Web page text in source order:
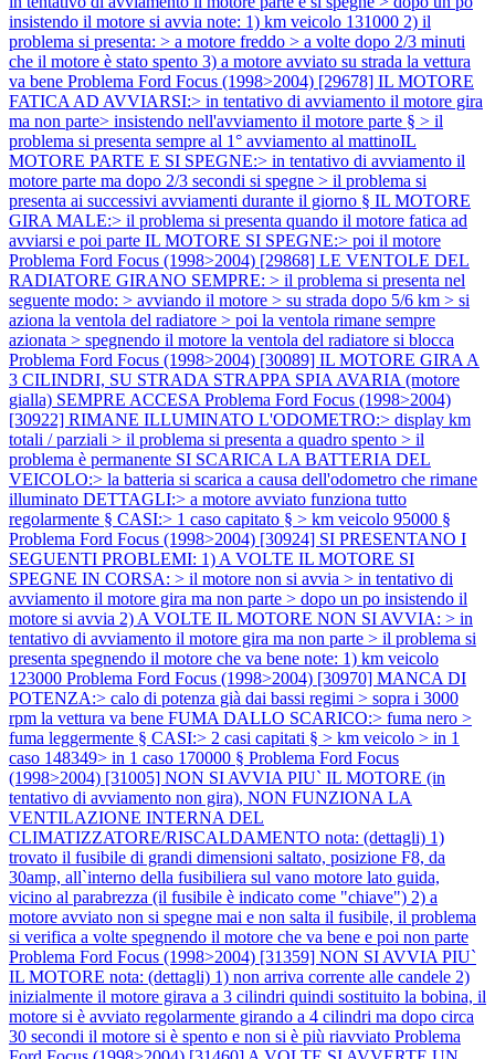
insistendo il motore si avvia note: 1) km veicolo 131000 2) il
problema si presenta: > a motore freddo > a volte dopo 2/3 minuti
che il motore è stato spento 3) a motore avviato su strada la vettura
va bene Problema Ford Focus (1998>2004) [29678] IL MOTORE
FATICA AD AVVIARSI:> in tentativo di avviamento il motore gira
ma non parte> insistendo nell'avviamento il motore parte § > il
problema si presenta sempre al 1° avviamento al mattinoIL
MOTORE PARTE E SI SPEGNE:> in tentativo di avviamento il
motore parte ma dopo 2/3 secondi si spegne > il problema si
presenta ai successivi avviamenti durante il giorno § IL MOTORE
GIRA MALE:> il problema si presenta quando il motore fatica ad
avviarsi e poi parte IL MOTORE SI SPEGNE:> poi il motore
Problema Ford Focus (1998>2004) [29868] LE VENTOLE DEL
RADIATORE GIRANO SEMPRE: > il problema si presenta nel
seguente modo: > avviando il motore > su strada dopo 5/6 km > si
aziona la ventola del radiatore > poi la ventola rimane sempre
azionata > spegnendo il motore la ventola del radiatore si blocca
Problema Ford Focus (1998>2004) [30089] IL MOTORE GIRA A
3 CILINDRI, SU STRADA STRAPPA SPIA AVARIA (motore
gialla) SEMPRE ACCESA Problema Ford Focus (1998>2004)
[30922] RIMANE ILLUMINATO L'ODOMETRO:> display km
totali / parziali > il problema si presenta a quadro spento > il
problema è permanente SI SCARICA LA BATTERIA DEL
VEICOLO:> la batteria si scarica a causa dell'odometro che rimane
illuminato DETTAGLI:> a motore avviato funziona tutto
regolarmente § CASI:> 1 caso capitato § > km veicolo 95000 §
Problema Ford Focus (1998>2004) [30924] SI PRESENTANO I
SEGUENTI PROBLEMI: 1) A VOLTE IL MOTORE SI
SPEGNE IN CORSA: > il motore non si avvia > in tentativo di
avviamento il motore gira ma non parte > dopo un po insistendo il
motore si avvia 2) A VOLTE IL MOTORE NON SI AVVIA: > in
tentativo di avviamento il motore gira ma non parte > il problema si
presenta spegnendo il motore che va bene note: 1) km veicolo
123000 Problema Ford Focus (1998>2004) [30970] MANCA DI
POTENZA:> calo di potenza già dai bassi regimi > sopra i 3000
rpm la vettura va bene FUMA DALLO SCARICO:> fuma nero >
fuma leggermente § CASI:> 2 casi capitati § > km veicolo > in 1
caso 148349> in 1 caso 170000 § Problema Ford Focus
(1998>2004) [31005] NON SI AVVIA PIU` IL MOTORE (in
tentativo di avviamento non gira), NON FUNZIONA LA
VENTILAZIONE INTERNA DEL
CLIMATIZZATORE/RISCALDAMENTO nota: (dettagli) 1)
trovato il fusibile di grandi dimensioni saltato, posizione F8, da
30amp, all`interno della fusibiliera sul vano motore lato guida,
vicino al parabrezza (il fusibile è indicato come "chiave") 2) a
motore avviato non si spegne mai e non salta il fusibile, il problema
si verifica a volte spegnendo il motore che va bene e poi non parte
Problema Ford Focus (1998>2004) [31359] NON SI AVVIA PIU`
IL MOTORE nota: (dettagli) 1) non arriva corrente alle candele 2)
inizialmente il motore girava a 3 cilindri quindi sostituito la bobina, il
motore si è avviato regolarmente girando a 4 cilindri ma dopo circa
30 secondi il motore si è spento e non si è più riavviato Problema